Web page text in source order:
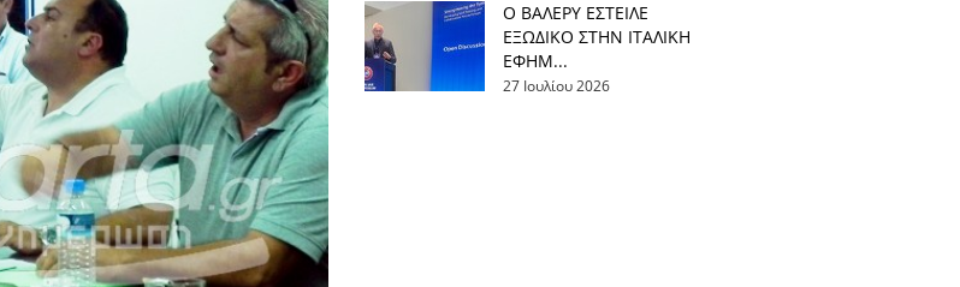
Ο ΒΑΛΕΡΥ ΕΣΤΕΙΛΕ
ΕΞΩΔΙΚΟ ΣΤΗΝ ΙΤΑΛΙΚΗ
ΕΦΗΜ...
27 Ιουλίου 2026